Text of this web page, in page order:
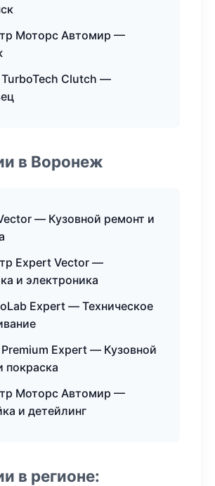
Моторс Автомир —
TurboTech Clutch —
в Воронеж
— Кузовной ремонт и
Expert Vector —
и электроника
Expert — Техническое
Premium Expert — Кузовной
покраска
Моторс Автомир —
и детейлинг
в регионе: